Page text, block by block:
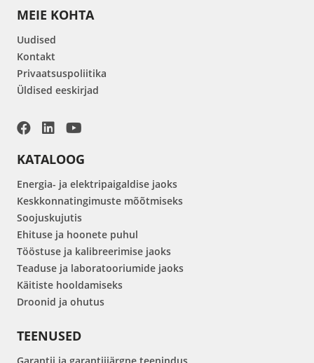
MEIE KOHTA
Uudised
Kontakt
Privaatsuspoliitika
Üldised eeskirjad
KATALOOG
Energia- ja elektripaigaldise jaoks
Keskkonnatingimuste mõõtmiseks
Soojuskujutis
Ehituse ja hoonete puhul
Tööstuse ja kalibreerimise jaoks
Teaduse ja laboratooriumide jaoks
Käitiste hooldamiseks
Droonid ja ohutus
TEENUSED
Garantii ja garantiijärgne teenindus